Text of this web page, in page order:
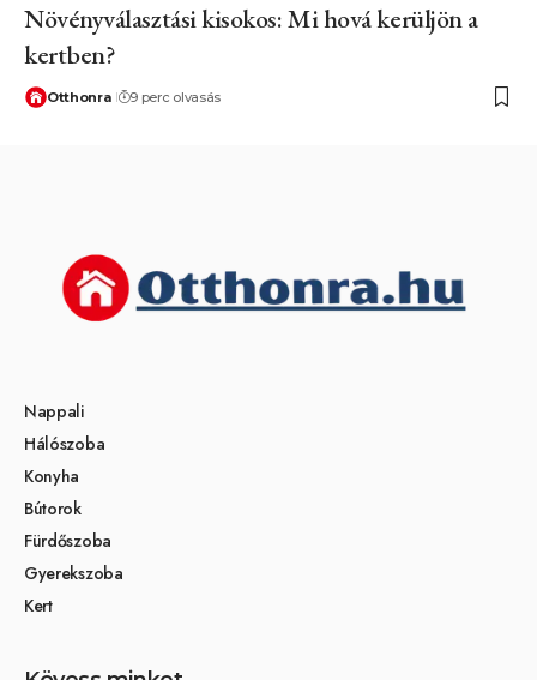
Növényválasztási kisokos: Mi hová kerüljön a
kertben?
Otthonra 9 perc olvasás
Nappali
Hálószoba
Konyha
Bútorok
Fürdőszoba
Gyerekszoba
Kert